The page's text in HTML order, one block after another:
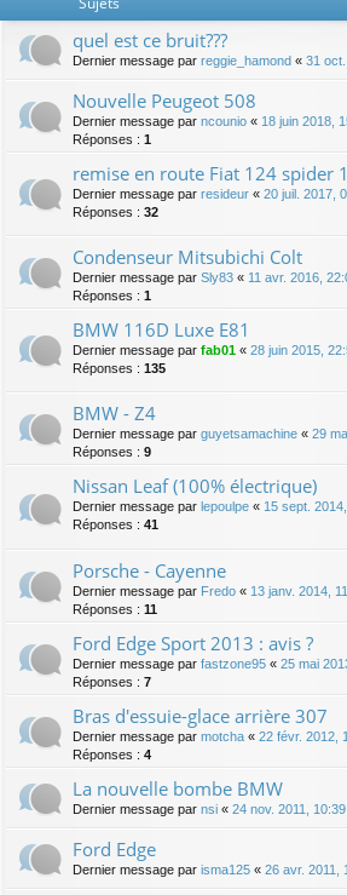
quel est ce bruit???
Dernier message par reggie_hamond « 31
Nouvelle Peugeot 508
Dernier message par ncounio « 18 juin 2018,
Réponses : 1
remise en route Fiat 124 spider
Dernier message par resideur « 20 juil. 2017,
Réponses : 32
Condenseur Mitsubichi Colt
Dernier message par Sly83 « 11 avr. 2016,
Réponses : 1
BMW 116D Luxe E81
Dernier message par fab01 « 28 juin 2015,
Réponses : 135
BMW - Z4
Dernier message par guyetsamachine « 29
Réponses : 9
Nissan Leaf (100% électrique)
Dernier message par lepoulpe « 15 sept.
Réponses : 41
Porsche - Cayenne
Dernier message par Fredo « 13 janv. 2014,
Réponses : 11
Ford Edge Sport 2013 : avis ?
Dernier message par fastzone95 « 25 mai
Réponses : 7
Bras d'essuie-glace arrière 307
Dernier message par motcha « 22 févr. 2012,
Réponses : 4
La nouvelle bombe BMW
Dernier message par nsi « 24 nov. 2011, 10:39
Ford Edge
Dernier message par isma125 « 26 avr. 2011,